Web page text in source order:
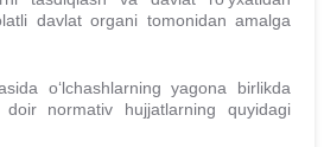
davlat organi tomonidan amalga
o‘lchashlarning yagona birlikda
doir normativ hujjatlarning quyidagi